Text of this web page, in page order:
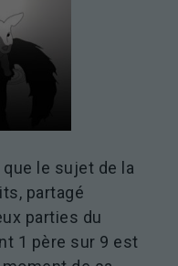
le sujet de la
partagé
parties du
1 père sur 9 est